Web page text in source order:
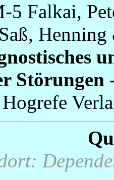
5 Falkai,
Störungen